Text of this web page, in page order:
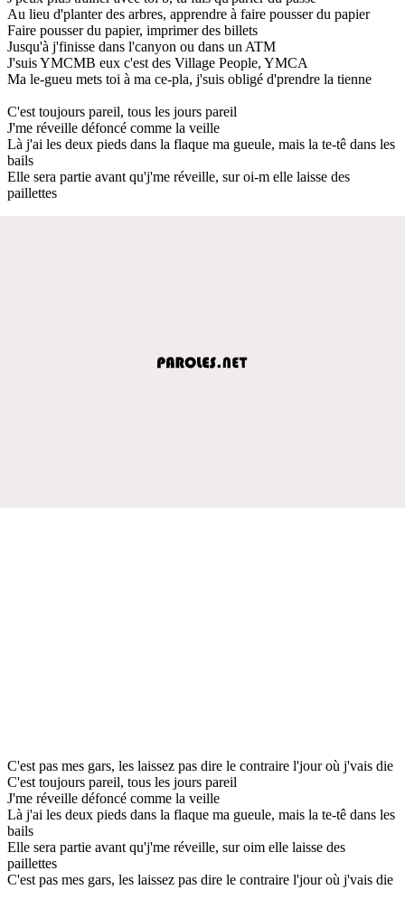
Au lieu d'planter des arbres, apprendre à faire pousser du papier
Faire pousser du papier, imprimer des billets
Jusqu'à j'finisse dans l'canyon ou dans un ATM
J'suis YMCMB eux c'est des Village People, YMCA
Ma le-gueu mets toi à ma ce-pla, j'suis obligé d'prendre la tienne
C'est toujours pareil, tous les jours pareil
J'me réveille défoncé comme la veille
Là j'ai les deux pieds dans la flaque ma gueule, mais la te-tê dans les
bails
Elle sera partie avant qu'j'me réveille, sur oi-m elle laisse des
paillettes
C'est pas mes gars, les laissez pas dire le contraire l'jour où j'vais die
C'est toujours pareil, tous les jours pareil
J'me réveille défoncé comme la veille
Là j'ai les deux pieds dans la flaque ma gueule, mais la te-tê dans les
bails
Elle sera partie avant qu'j'me réveille, sur oim elle laisse des
paillettes
C'est pas mes gars, les laissez pas dire le contraire l'jour où j'vais die